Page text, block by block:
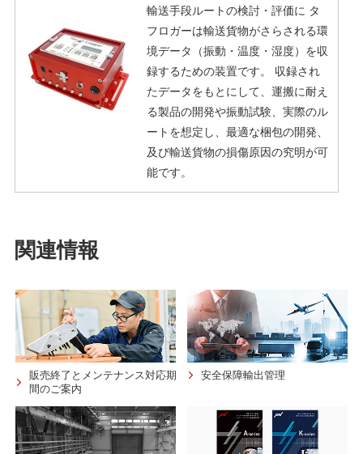
輸送手段ルートの検討・評価に タ
フロガーは輸送貨物がさらされる環
境データ（振動・温度・湿度）を収
録するための装置です。 収録され
たデータをもとにして、運搬に耐え
る製品の開発や振動試験、実際のル
ートを想定し、最適な梱包の開発、
及び輸送貨物の損傷原因の究明が可
能です。
関連情報
販売終了とメンテナンス対応期
間のご案内
安全保障輸出管理